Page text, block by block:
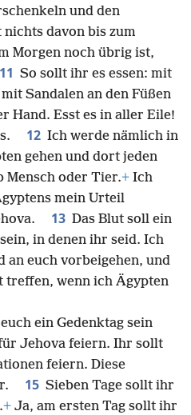
und den
davon bis zum
Morgen noch übrig ist,
11 So sollt ihr es essen: mit
mit Sandalen an den Füßen
Hand. Esst es in aller Eile!
12 Ich werde nämlich in
gehen und dort jeden
Mensch oder Tier.+ Ich
mein Urteil
13 Das Blut soll ein
in denen ihr seid. Ich
an euch vorbeigehen, und
treffen, wenn ich Ägypten
ein Gedenktag sein
Jehova feiern. Ihr sollt
feiern. Diese
15 Sieben Tage sollt ihr
+ Ja, am ersten Tag sollt ihr